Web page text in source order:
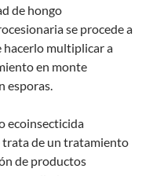
de hongo
se procede a
multiplicar a
en monte
esporas.
ecoinsecticida
trata de un tratamiento
de productos